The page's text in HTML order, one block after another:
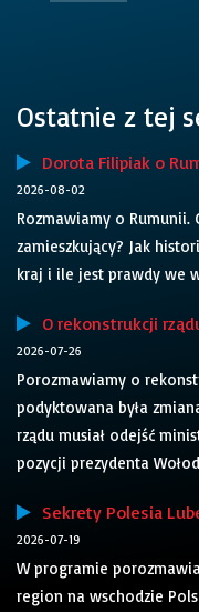
Ostatnie z tej
Dorota Filipiak o
2026-08-02
Rozmawiamy o
zamieszkujący? Jak
kraj i ile jest prawdy we
O rekonstrukcji
2026-07-26
Porozmawiamy o
podyktowana była
rządu musiał odejść
pozycji prezydenta
Sekrety Polesia
2026-07-19
W programie
region na wschodzie